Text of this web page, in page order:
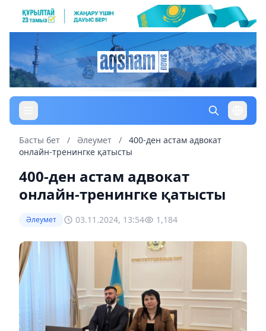
Басты бет / Әлеумет /
400-ден астам адвокат
онлайн-тренингке қатысты
400-ден астам адвокат
онлайн-тренингке қатысты
Әлеумет 03.11.2024, 13:54 1,184